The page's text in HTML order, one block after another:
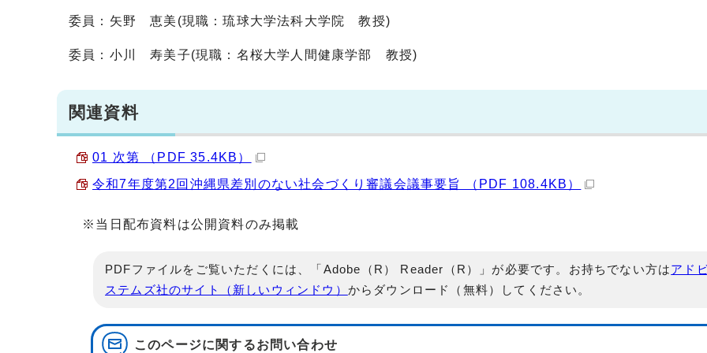
委員：矢野 恵美(現職：琉球大学法科大学院 教授)
委員：小川 寿美子(現職：名桜大学人間健康学部 教授)
関連資料
01 次第 （PDF 35.4KB）
令和7年度第2回沖縄県差別のない社会づくり審議会議事要旨 （PDF 108.4KB）
※当日配布資料は公開資料のみ掲載
PDFファイルをご覧いただくには、「Adobe（R） Reader（R）」が必要です。お持ちでない方はアド
ステムズ社のサイト（新しいウィンドウ） からダウンロード（無料）してください。
このページに関するお問い合わせ